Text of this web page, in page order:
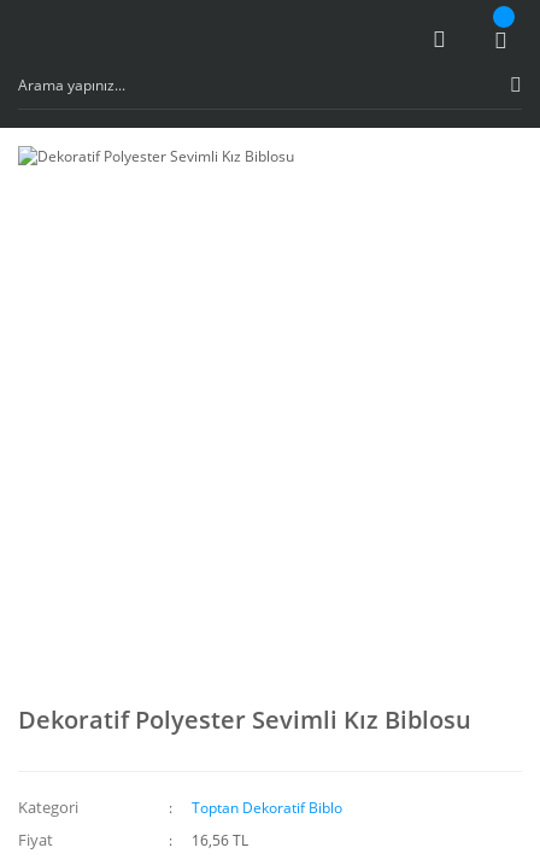
Dekoratif Polyester Sevimli Kız Biblosu
Kategori Toptan Dekoratif Biblo
Fiyat 16,56 TL